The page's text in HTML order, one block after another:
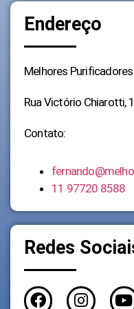
Endereço
Melhores Purificadores
Rua Victório Chiarotti,
Contato:
11 97720 8588
Redes